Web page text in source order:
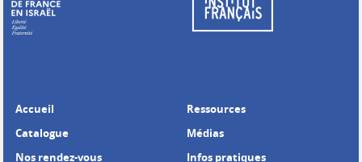
Accueil
Catalogue
Nos rendez-vous
Ressources
Médias
Infos pratiques